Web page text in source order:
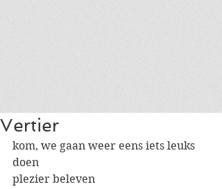
Vertier
kom, we gaan weer eens iets leuks
doen
plezier beleven